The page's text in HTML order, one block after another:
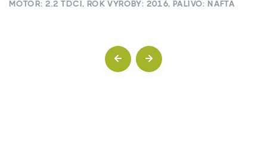
MOTOR: 2.2 TDCI, ROK VÝROBY: 2016, PALIVO: NAFTA